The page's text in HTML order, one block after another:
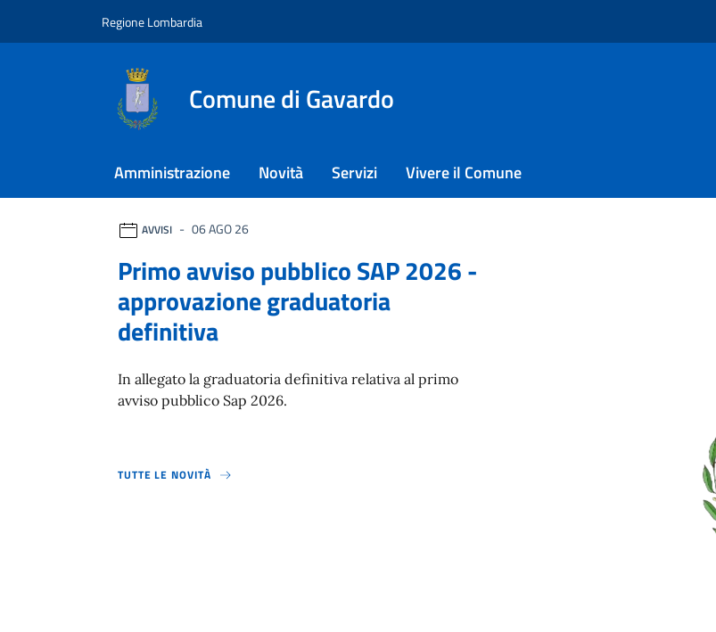
Regione Lombardia
Comune di Gavardo
Amministrazione Novità Servizi Vivere il Comune
Comune di Gavardo
Ultime notizie
AVVISI 06 AGO 26
Primo avviso pubblico SAP 2026 -
approvazione graduatoria
definitiva
In allegato la graduatoria definitiva relativa al primo
avviso pubblico Sap 2026.
TUTTE LE NOVITÀ